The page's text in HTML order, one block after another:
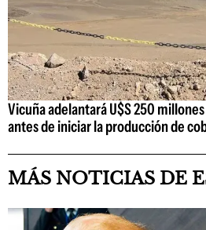
Vicuña adelantará U$S 250
antes de iniciar la producción de
MÁS NOTICIAS DE